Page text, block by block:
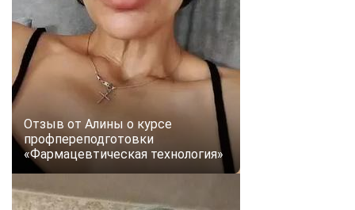
Отзыв от Алины о курсе
профпереподготовки
«Фармацевтическая технология»